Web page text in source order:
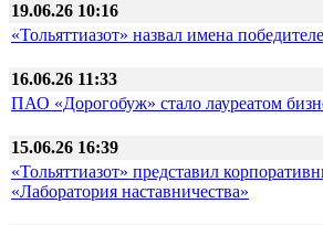
19.06.26 10:16
«Тольяттиазот» назвал имена
16.06.26 11:33
ПАО «Дорогобуж» стало лауреатом
15.06.26 16:39
«Тольяттиазот» представил
«Лаборатория наставничества»